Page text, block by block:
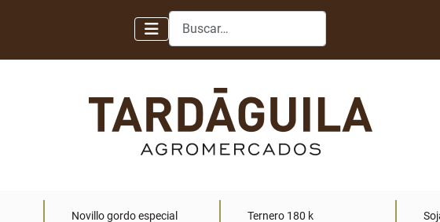
Buscar
Novillo gordo especial Ternero 180 k